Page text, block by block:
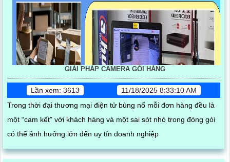
GIẢI PHÁP CAMERA GÓI HÀNG
Lần xem: 3613
11/18/2025 8:33:10 AM
Trong thời đại thương mại điện tử bùng nổ mỗi đơn hàng đều là
một “cam kết” với khách hàng và một sai sót nhỏ trong đóng gói
có thể ảnh hưởng lớn đến uy tín doanh nghiệp